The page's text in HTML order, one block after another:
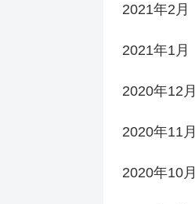
2021年2月
2021年1月
2020年12月
2020年11月
2020年10月